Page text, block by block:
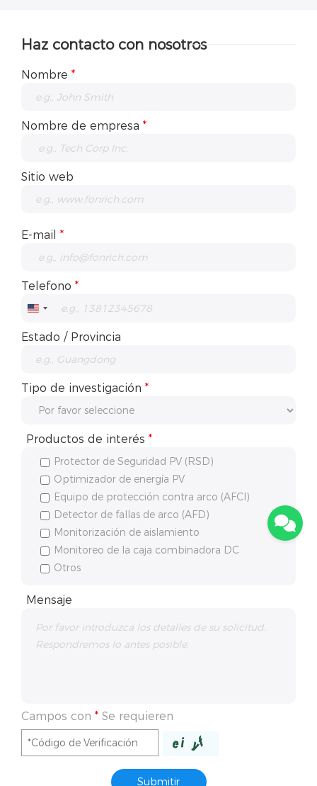
Haz contacto con nosotros
Nombre *
Nombre de empresa *
Sitio web
E-mail *
Telefono *
United
+1
Estado / Provincia
Tipo de investigación *
Productos de interés *
Protector de Seguridad PV (RSD)
Optimizador de energía PV
Equipo de protección contra arco (AFCI)
Detector de fallas de arco (AFD)
Monitorización de aislamiento
Monitoreo de la caja combinadora DC
Otros
Mensaje
Campos con * Se requieren